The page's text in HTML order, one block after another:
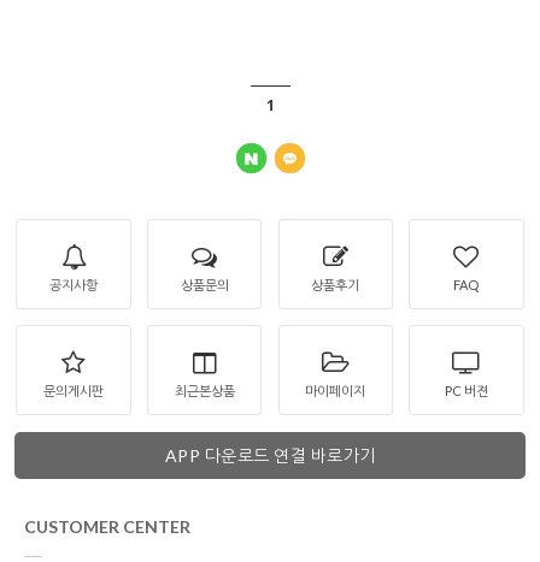
1
공지사항 상품문의 상품후기 FAQ
문의게시판 최근본상품 마이페이지 PC 버젼
APP 다운로드 연결 바로가기
CUSTOMER CENTER